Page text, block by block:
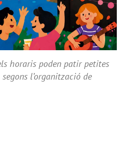
horaris poden patir petites
l’organització de